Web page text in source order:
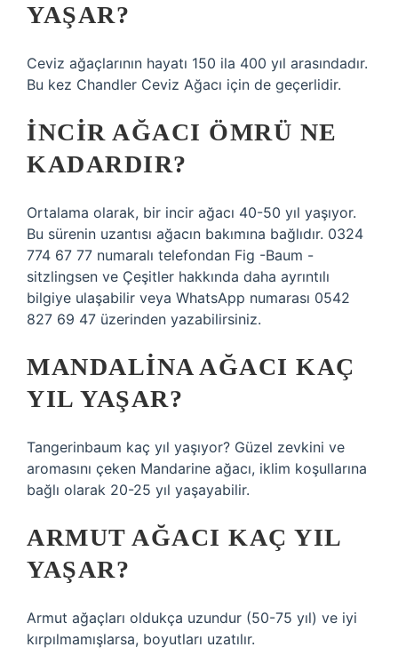
YAŞAR?
Ceviz ağaçlarının hayatı 150 ila 400 yıl arasındadır.
Bu kez Chandler Ceviz Ağacı için de geçerlidir.
İNCIR AĞACI ÖMRÜ NE
KADARDIR?
Ortalama olarak, bir incir ağacı 40-50 yıl yaşıyor.
Bu sürenin uzantısı ağacın bakımına bağlıdır. 0324
774 67 77 numaralı telefondan Fig -Baum -
sitzlingsen ve Çeşitler hakkında daha ayrıntılı
bilgiye ulaşabilir veya WhatsApp numarası 0542
827 69 47 üzerinden yazabilirsiniz.
MANDALINA AĞACI KAÇ
YIL YAŞAR?
Tangerinbaum kaç yıl yaşıyor? Güzel zevkini ve
aromasını çeken Mandarine ağacı, iklim koşullarına
bağlı olarak 20-25 yıl yaşayabilir.
ARMUT AĞACI KAÇ YIL
YAŞAR?
Armut ağaçları oldukça uzundur (50-75 yıl) ve iyi
kırpılmamışlarsa, boyutları uzatılır.